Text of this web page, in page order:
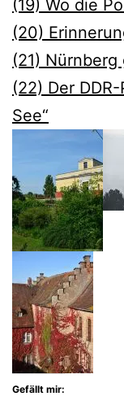
(19) Wo die
(20)
(21)
(22) Der
See“
Gefällt mir: